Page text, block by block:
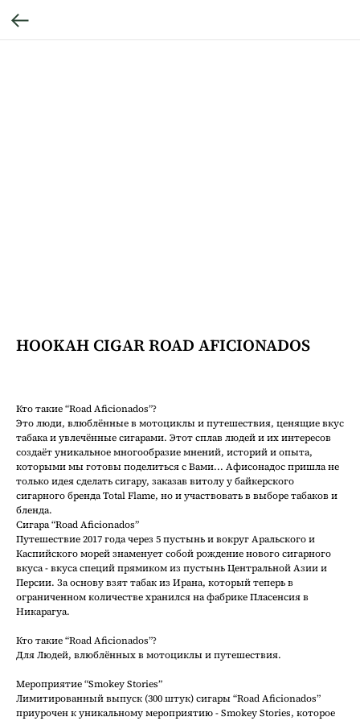
HOOKAH CIGAR ROAD AFICIONADOS
Кто такие “Road Aficionados”?
Это люди, влюблённые в мотоциклы и путешествия, ценящие вкус
табака и увлечённые сигарами. Этот сплав людей и их интересов
создаёт уникальное многообразие мнений, историй и опыта,
которыми мы готовы поделиться с Вами... Афисонадос пришла не
только идея сделать сигару, заказав витолу у байкерского
сигарного бренда Total Flame, но и участвовать в выборе табаков и
бленда.
Сигара “Road Aficionados”
Путешествие 2017 года через 5 пустынь и вокруг Аральского и
Каспийского морей знаменует собой рождение нового сигарного
вкуса - вкуса специй прямиком из пустынь Центральной Азии и
Персии. За основу взят табак из Ирана, который теперь в
ограниченном количестве хранился на фабрике Пласенсия в
Никарагуа.
Кто такие “Road Aficionados”?
Для Людей, влюблённых в мотоциклы и путешествия.
Мероприятие “Smokey Stories”
Лимитированный выпуск (300 штук) сигары “Road Aficionados”
приурочен к уникальному мероприятию - Smokey Stories, которое